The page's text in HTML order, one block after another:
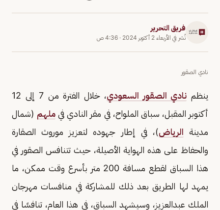
فريق التحرير
نُشر في الأربعاء 2 أكتوبر 2024 · 4:36 ص
نادي الصقور
ينظم نادي الصقور السعودي
، خلال الفترة من 7 إلى 12
أكتوبر المقبل، سباق الملواح، في مقر النادي في ملهم (شمال
مدينة الرياض)، في إطار جهوده لتعزيز موروث الصقارة
والحفاظ على هذه الهواية الأصيلة، حيث تتنافس الصقور في
هذا السباق لقطع مسافة 200 متر بأسرع وقت ممكن، ما
يمهد لها الطريق بعد ذلك للمشاركة في منافسات مهرجان
الملك عبدالعزيز، وسيشهد السباق، في هذا العام، تنافسًا في